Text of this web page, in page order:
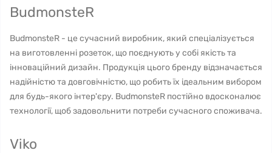
BudmonsteR
BudmonsteR - це сучасний виробник, який спеціалізується
на виготовленні розеток, що поєднують у собі якість та
інноваційний дизайн. Продукція цього бренду відзначається
надійністю та довговічністю, що робить їх ідеальним вибором
для будь-якого інтер'єру. BudmonsteR постійно вдосконалює
технології, щоб задовольнити потреби сучасного споживача.
Viko